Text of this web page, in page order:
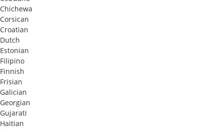
Chichewa
Corsican
Croatian
Dutch
Estonian
Filipino
Finnish
Frisian
Galician
Georgian
Gujarati
Haitian